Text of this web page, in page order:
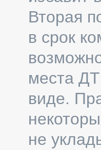
Вторая
в срок
места
виде.
не